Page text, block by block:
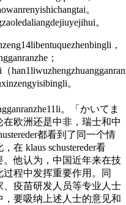
。
。
，
；
。
。「かいてま
欧洲还是中非，瑞士和中
都看到了同一个情
klaus schustereder看
他认为，中国近年来在技
程中发挥重要作用。同
疫苗研发人员等专业人士
要吸纳上述人士的意见和